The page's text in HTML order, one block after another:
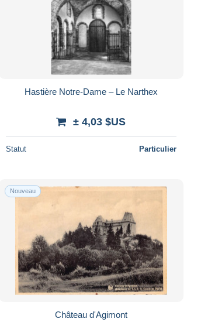
Hastière Notre-Dame – Le Narthex
± 4,03 $US
Statut Particulier
Nouveau
Château d'Agimont